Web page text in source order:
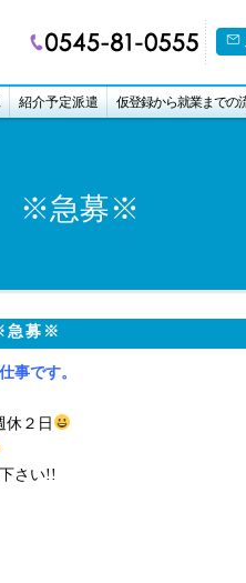
紹介予定派遣 仮登録から就業までの
※急募※
急募※
事です。
２日
さい!!